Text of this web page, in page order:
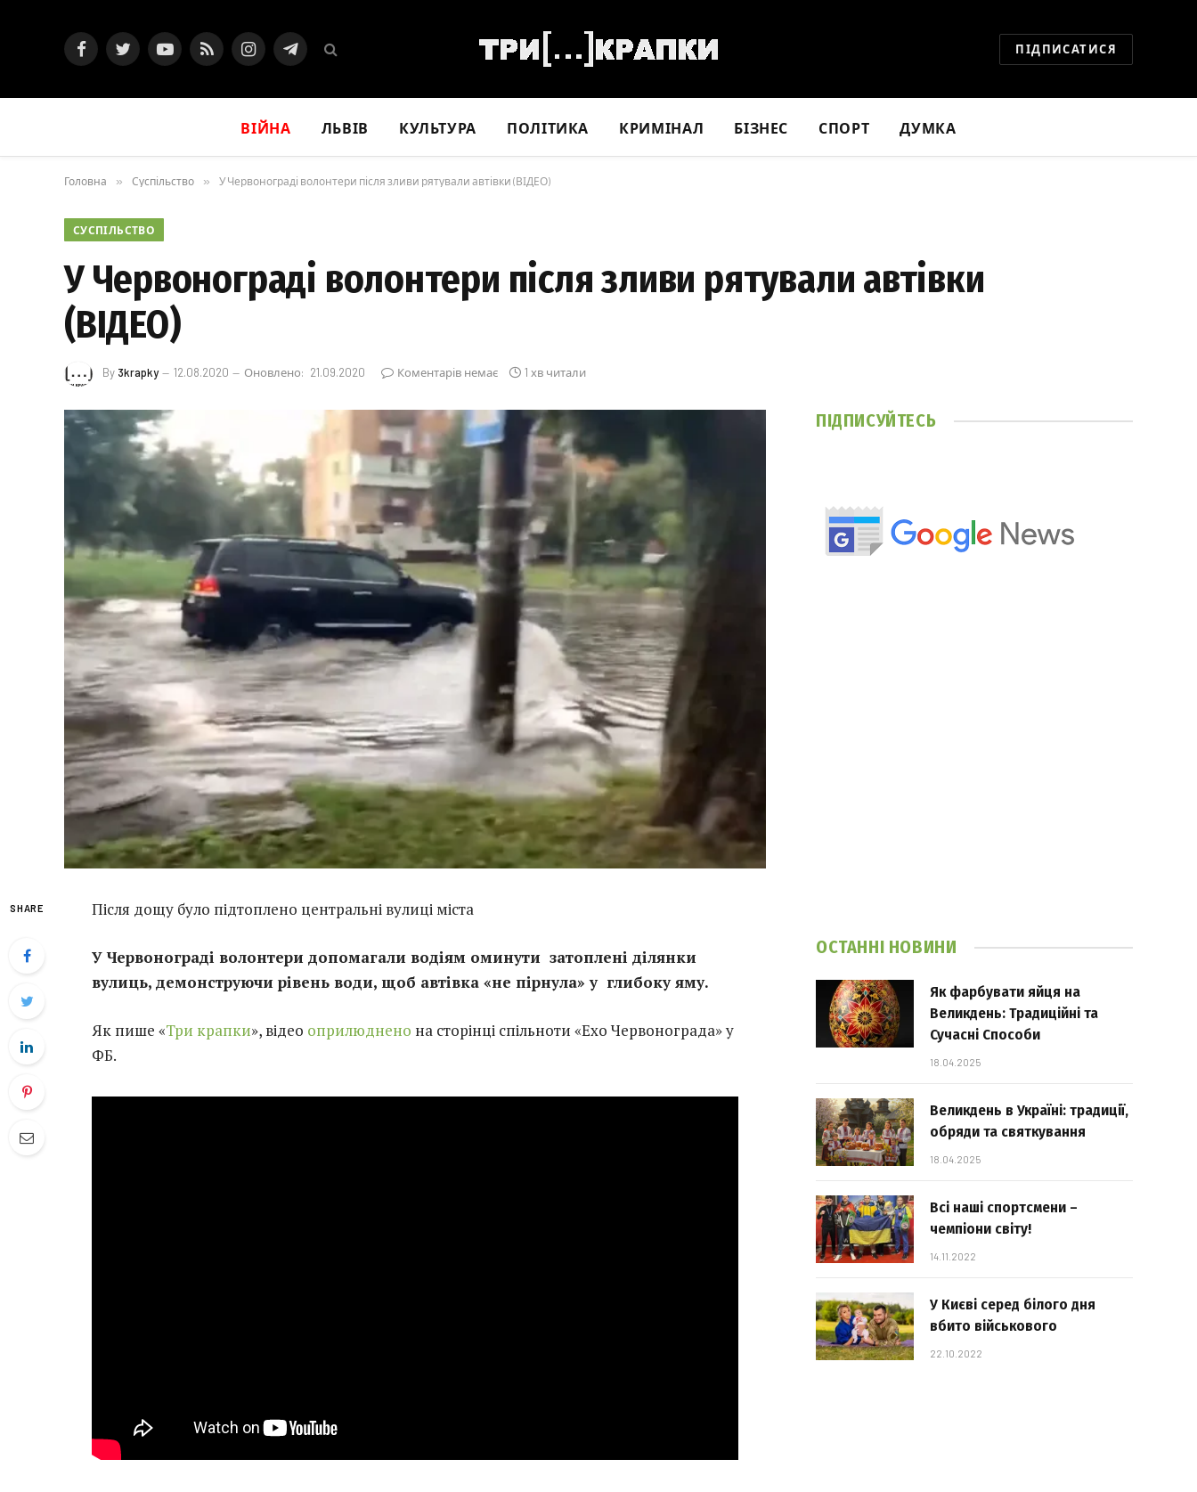
FacebookTwitterYouTubeRSS InstagramTelegram ПІДПИСАТИСЯ
ВІЙНА ЛЬВІВ КУЛЬТУРА ПОЛІТИКА КРИМІНАЛ БІЗНЕС СПОРТ ДУМКА
Головна » Суспільство » У Червонограді волонтери після зливи рятували автівки (ВІДЕО)
СУСПІЛЬСТВО
У Червонограді волонтери після зливи рятували автівки
(ВІДЕО)
By 3krapky 12.08.2020 Оновлено: 21.09.2020 Коментарів немає 1 хв читали
SHARE Після дощу було підтоплено центральні вулиці міста
У Червонограді волонтери допомагали водіям оминути затоплені ділянки
вулиць, демонструючи рівень води, щоб автівка «не пірнула» у глибоку яму.
Як пише «Три крапки», відео оприлюднено на сторінці спільноти «Ехо Червонограда» у
ФБ.
ПІДПИСУЙТЕСЬ
ОСТАННІ НОВИНИ
Як фарбувати яйця на
Великдень: Традиційні та
Сучасні Способи
18.04.2025
Великдень в Україні: традиції,
обряди та святкування
18.04.2025
Всі наші спортсмени –
чемпіони світу!
14.11.2022
У Києві серед білого дня
вбито військового
22.10.2022